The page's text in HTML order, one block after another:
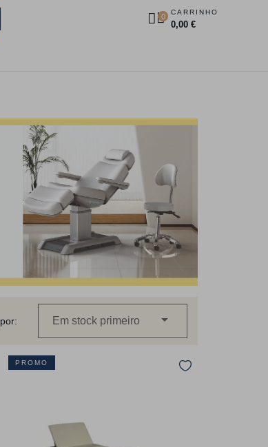
0 CARRINHO
0,00 €
Em stock primeiro 
PROMO